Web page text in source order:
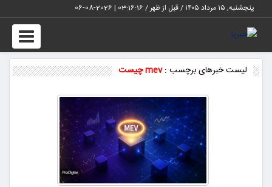
پنجشنبه, ۱۵ مرداد ۱۴۰۵ / قبل از ظهر / 03:16:16
|
2026-08-06
Toggle
لیست خبرهای برچسب :mev چیست